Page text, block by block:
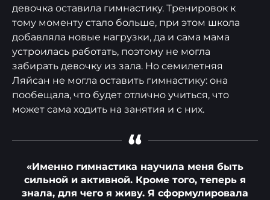
девочка оставила гимнастику. Тренировок к
тому моменту стало больше, при этом школа
добавляла новые нагрузки, да и сама мама
устроилась работать, поэтому не могла
забирать девочку из зала. Но семилетняя
Ляйсан не могла оставить гимнастику: она
пообещала, что будет отлично учиться, что
может сама ходить на занятия и с них.
“
«Именно гимнастика научила меня быть
сильной и активной. Кроме того, теперь я
знала, для чего я живу. Я сформулировала